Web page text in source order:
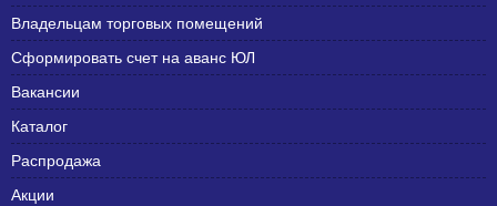
Владельцам торговых помещений
Сформировать счет на аванс ЮЛ
Вакансии
Каталог
Распродажа
Акции